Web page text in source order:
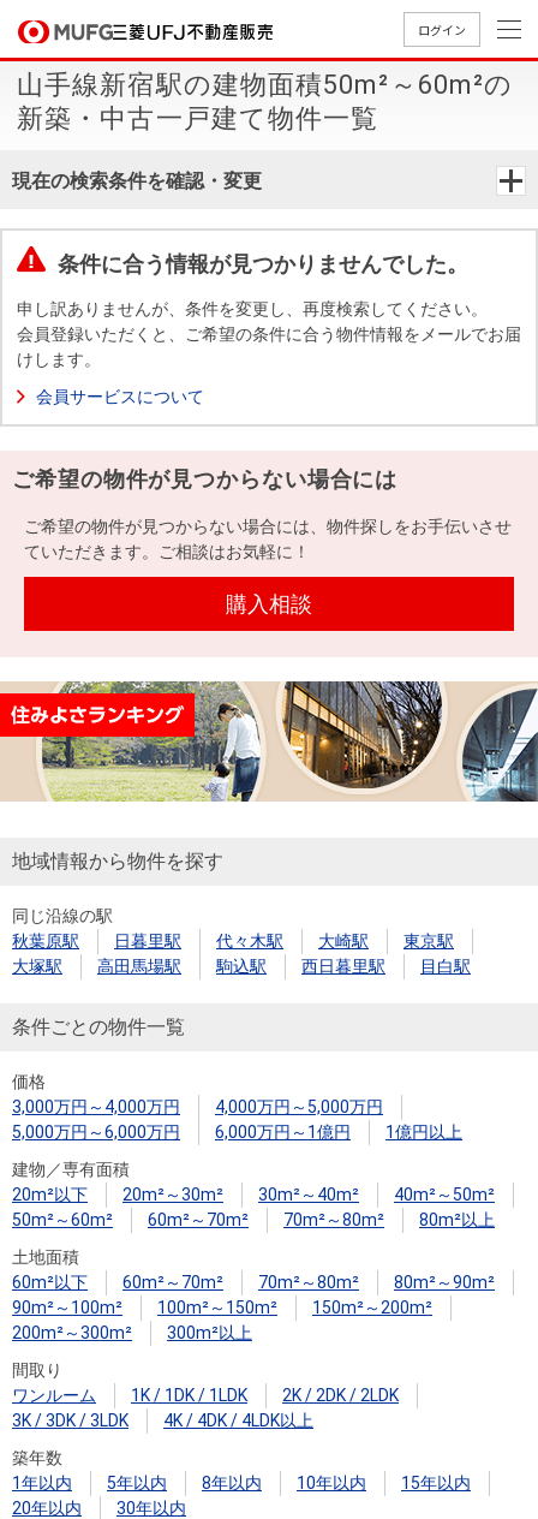
ログイン
買いたいTOP
中古
マン
ンを
探す
築・
一戸
建て
す
用
物
件
を
す
件を
探す
購入向け
サービス
住宅ロー
ンシミュ
住まい1プ
ラス（お
暮らしの
税金の本
（電子ブ
ック）
ド
売りたいTOP
無
料
定
却
談
売却
金額
試算
売却向け
周辺相場
住まい1プ
住まいと
暮らしの
税金の本
売却ガイ
ド
店舗案内TOP
店舗のご
案内（首
案内（名
案内（関
会社情報TOP
ごあいさ
つ
要
Way
経営ビジ
ョン
組織図
役員一
沿革
本社地
図
（電子ブ
ック版）
採用情報TOP
新卒採用
情報
採用情報
買いたい
売りたい
店舗案内
会社情報
採用情報
提携企業にお勤めの方
閉じる
山手線新宿駅の建物面積50m²～60m²の
新築・中古一戸建て物件一覧
現在の検索条件を確認・変更
条件に合う情報が見つかりませんでした。
申し訳ありませんが、条件を変更し、再度検索してください。
会員登録いただくと、ご希望の条件に合う物件情報をメールでお届
けします。
会員サービスについて
ご希望の物件が見つからない場合には
ご希望の物件が見つからない場合には、物件探しをお手伝いさせ
ていただきます。ご相談はお気軽に！
購入相談
地域情報から物件を探す
同じ沿線の駅
秋葉原駅
日暮里駅 代々木駅 大崎駅
東京駅
大塚駅
高田馬場駅 駒込駅 西日暮里駅 目白駅
条件ごとの物件一覧
価格
3,000万円～4,000万円
4,000万円～5,000万円
5,000万円～6,000万円
6,000万円～1億円
1億円以上
建物／専有面積
20m²以下
20m²～30m² 30m²～40m²
40m²～50m²
50m²～60m²
60m²～70m² 70m²～80m²
80m²以上
土地面積
60m²以下
60m²～70m² 70m²～80m²
80m²～90m²
90m²～100m²
100m²～150m²
150m²～200m²
200m²～300m²
300m²以上
間取り
ワンルーム
1K / 1DK / 1LDK
2K / 2DK / 2LDK
3K / 3DK / 3LDK
4K / 4DK / 4LDK以上
築年数
1年以内
5年以内 8年以内 10年以内
15年以内
20年以内
30年以内